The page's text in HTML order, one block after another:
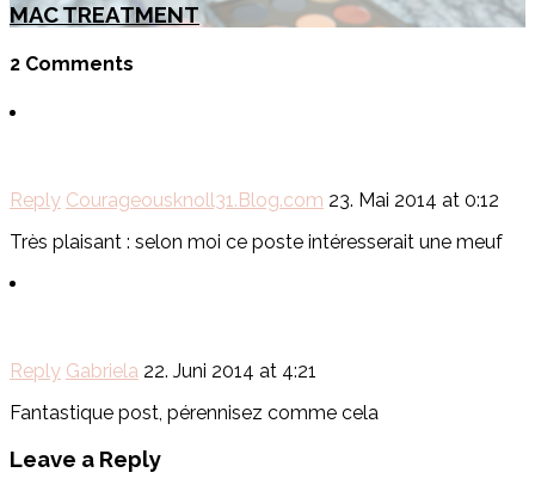
MAC TREATMENT
2 Comments
Reply Courageousknoll31.Blog.com 23. Mai 2014 at 0:12
Très plaisant : selon moi ce poste intéresserait une meuf
Reply Gabriela 22. Juni 2014 at 4:21
Fantastique post, pérennisez comme cela
Leave a Reply